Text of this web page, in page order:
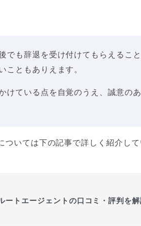
でも辞退を受け付けてもらえるこ
こともありえます。
けている点を自覚のうえ、誠意の
ついては下の記事で詳しく紹介し
ートエージェントの口コミ・評判を